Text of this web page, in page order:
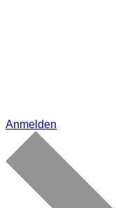
Anmelden